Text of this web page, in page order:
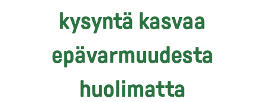
kysyntä kasvaa
epävarmuudesta
huolimatta